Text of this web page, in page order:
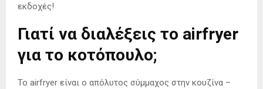
εκδοχές!
Γιατί να διαλέξεις το airfryer
για το κοτόπουλο;
Το airfryer είναι ο απόλυτος σύμμαχος στην κουζίνα –